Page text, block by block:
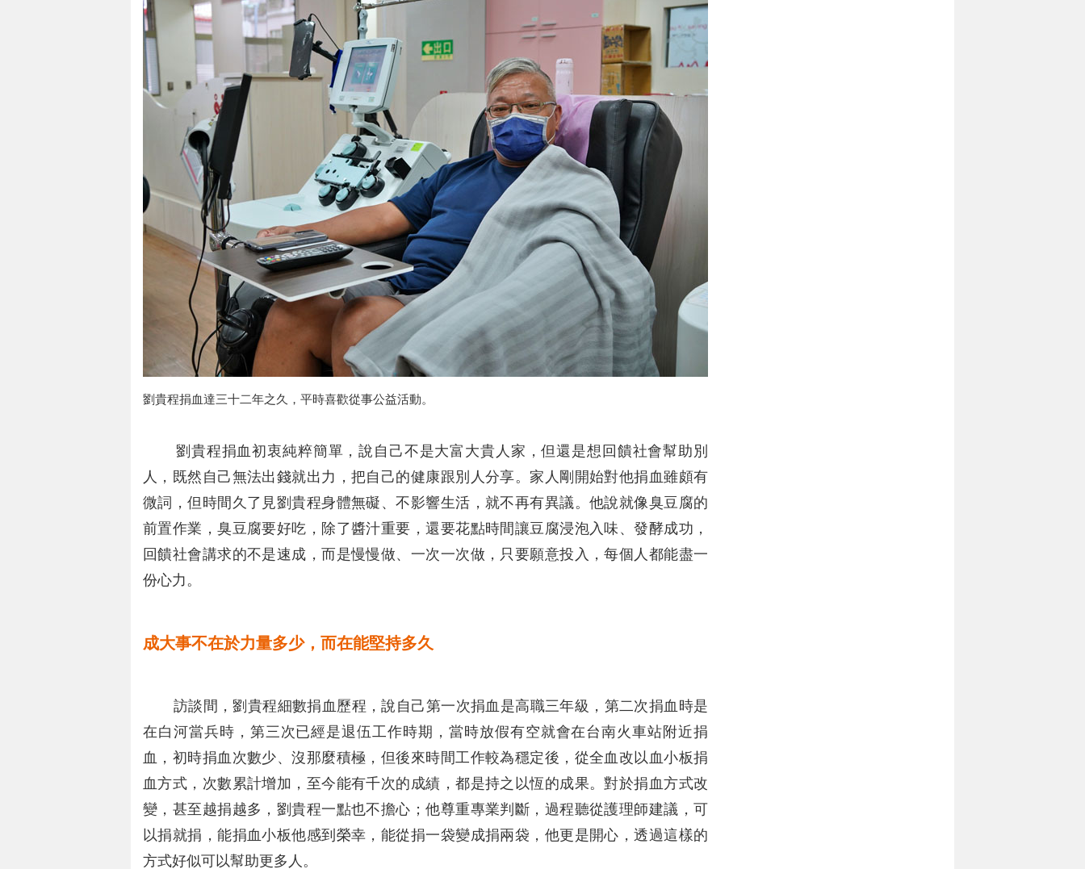
劉貴程捐血達三十二年之久，平時喜歡從事公益活動。
劉貴程捐血初衷純粹簡單，說自己不是大富大貴人家，但還是想回饋社會幫助別
人，既然自己無法出錢就出力，把自己的健康跟別人分享。家人剛開始對他捐血雖頗有
微詞，但時間久了見劉貴程身體無礙、不影響生活，就不再有異議。他說就像臭豆腐的
前置作業，臭豆腐要好吃，除了醬汁重要，還要花點時間讓豆腐浸泡入味、發酵成功，
回饋社會講求的不是速成，而是慢慢做、一次一次做，只要願意投入，每個人都能盡一
份心力。
成大事不在於力量多少，而在能堅持多久
訪談間，劉貴程細數捐血歷程，說自己第一次捐血是高職三年級，第二次捐血時是
在白河當兵時，第三次已經是退伍工作時期，當時放假有空就會在台南火車站附近捐
血，初時捐血次數少、沒那麼積極，但後來時間工作較為穩定後，從全血改以血小板捐
血方式，次數累計增加，至今能有千次的成績，都是持之以恆的成果。對於捐血方式改
變，甚至越捐越多，劉貴程一點也不擔心；他尊重專業判斷，過程聽從護理師建議，可
以捐就捐，能捐血小板他感到榮幸，能從捐一袋變成捐兩袋，他更是開心，透過這樣的
方式好似可以幫助更多人。